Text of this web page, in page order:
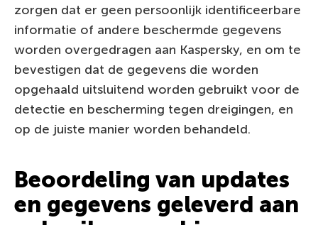
zorgen dat er geen persoonlijk identificeerbare
informatie of andere beschermde gegevens
worden overgedragen aan Kaspersky, en om te
bevestigen dat de gegevens die worden
opgehaald uitsluitend worden gebruikt voor de
detectie en bescherming tegen dreigingen, en
op de juiste manier worden behandeld.
Beoordeling van updates
en gegevens geleverd aan